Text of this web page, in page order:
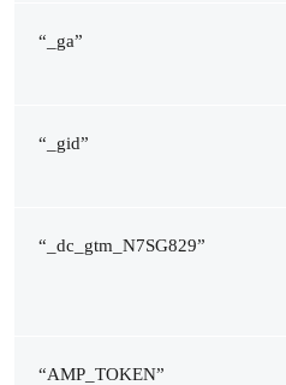
“_ga”
“_gid”
“_dc_gtm_N7SG829”
“AMP_TOKEN”